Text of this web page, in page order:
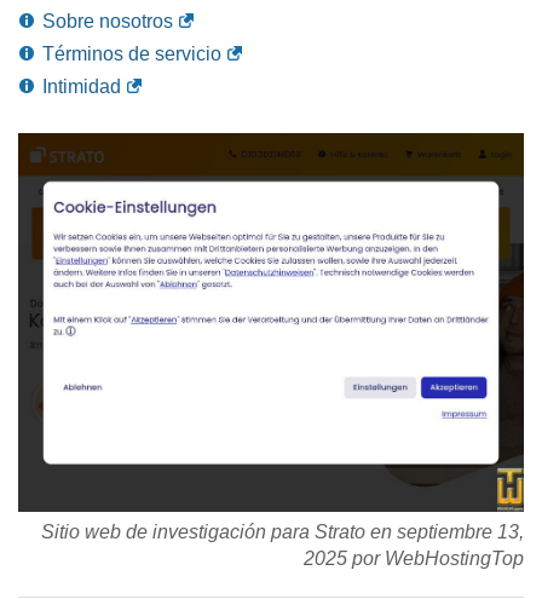
Sobre nosotros
Términos de servicio
Intimidad
Sitio web de investigación para Strato en septiembre 13,
2025 por WebHostingTop